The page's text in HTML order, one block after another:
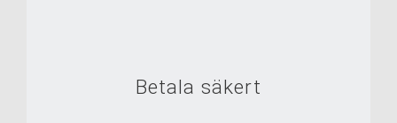
Betala säkert